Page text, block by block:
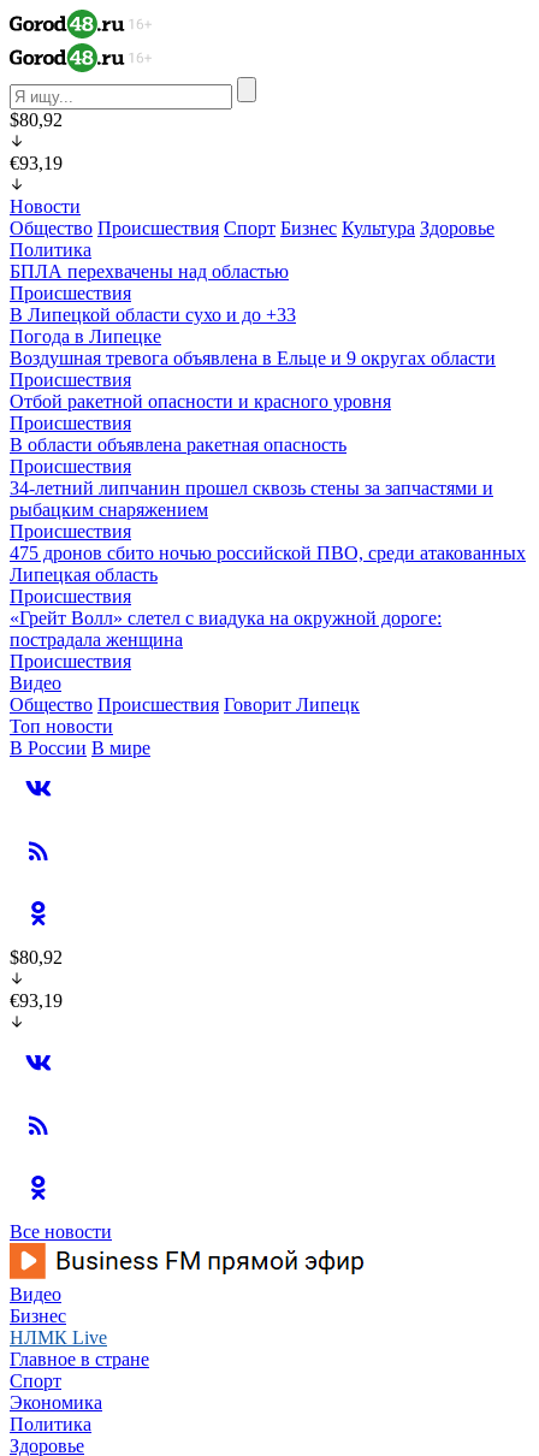
$80,92
€93,19
Новости
Общество Происшествия Спорт Бизнес Культура Здоровье
Политика
БПЛА перехвачены над областью
Происшествия
В Липецкой области сухо и до +33
Погода в Липецке
Воздушная тревога объявлена в Ельце и 9 округах области
Происшествия
Отбой ракетной опасности и красного уровня
Происшествия
В области объявлена ракетная опасность
Происшествия
34-летний липчанин прошел сквозь стены за запчастями и
рыбацким снаряжением
Происшествия
475 дронов сбито ночью российской ПВО, среди атакованных
Липецкая область
Происшествия
«Грейт Волл» слетел с виадука на окружной дороге:
пострадала женщина
Происшествия
Видео
Общество Происшествия Говорит Липецк
Топ новости
В России В мире
$80,92
€93,19
Все новости
Видео
Бизнес
НЛМК Live
Главное в стране
Спорт
Экономика
Политика
Здоровье